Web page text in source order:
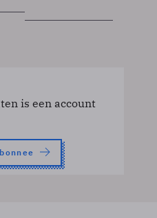
is een account